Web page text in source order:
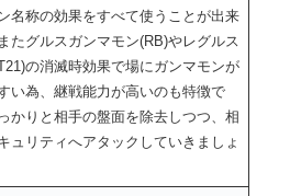
名称の効果をすべて使うことが出来
たグルスガンマモン(RB)やレグルス
の消滅時効果で場にガンマモンが
い為、継戦能力が高いのも特徴で
かりと相手の盤面を除去しつつ、相
ュリティへアタックしていきましょ